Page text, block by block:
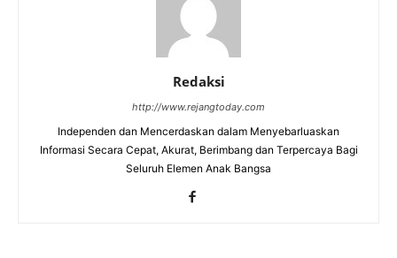
Redaksi
http://www.rejangtoday.com
Independen dan Mencerdaskan dalam Menyebarluaskan
Informasi Secara Cepat, Akurat, Berimbang dan Terpercaya Bagi
Seluruh Elemen Anak Bangsa